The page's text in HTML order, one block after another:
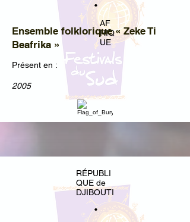
•
AF
RIQ
UE
Ensemble folklorique « Zeke Ti
Beafrika »
Présent en :
2005
RÉPUBLI
QUE de
DJIBOUTI
•